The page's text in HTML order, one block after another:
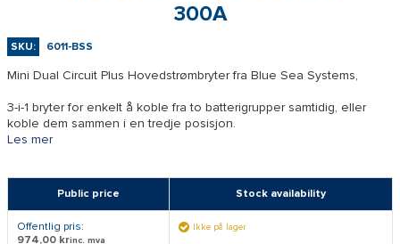
300A
SKU: 6011-BSS
Mini Dual Circuit Plus Hovedstrømbryter fra Blue Sea Systems,
3-i-1 bryter for enkelt å koble fra to batterigrupper samtidig, eller
koble dem sammen i en tredje posisjon.
Les mer
Public price Stock availability
Offentlig pris:
974,00 krinc. mva
Ikke på lager